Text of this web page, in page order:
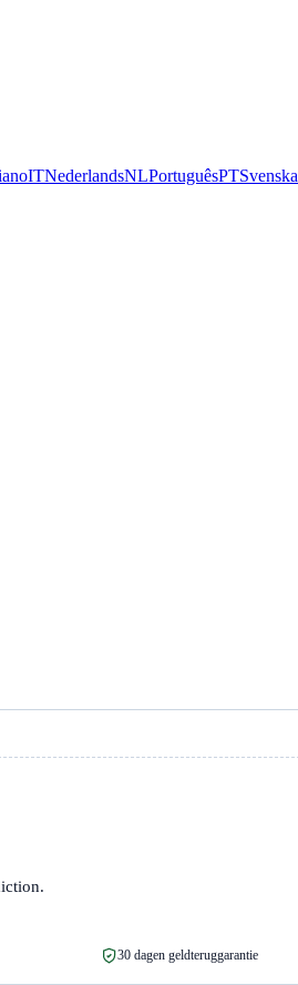
ITNederlandsNLPortuguêsPTSvenska
30 dagen geldteruggarantie